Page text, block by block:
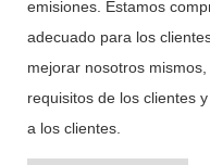
emisiones. Estamos
adecuado para los
mejorar nosotros
requisitos de los clientes
a los clientes.